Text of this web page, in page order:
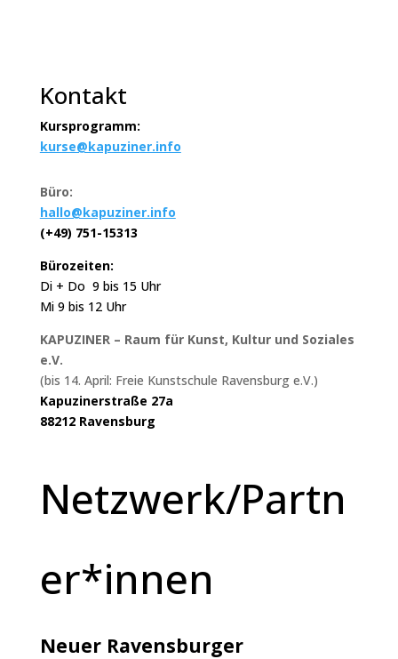
Kontakt
Kursprogramm:
kurse@kapuziner.info
Büro:
hallo@kapuziner.info
(+49) 751-15313
Bürozeiten:
Di + Do 9 bis 15 Uhr
Mi 9 bis 12 Uhr
KAPUZINER – Raum für Kunst, Kultur und Soziales
e.V.
(bis 14. April: Freie Kunstschule Ravensburg e.V.)
Kapuzinerstraße 27a
88212 Ravensburg
Netzwerk/Partn
er*innen
Neuer Ravensburger